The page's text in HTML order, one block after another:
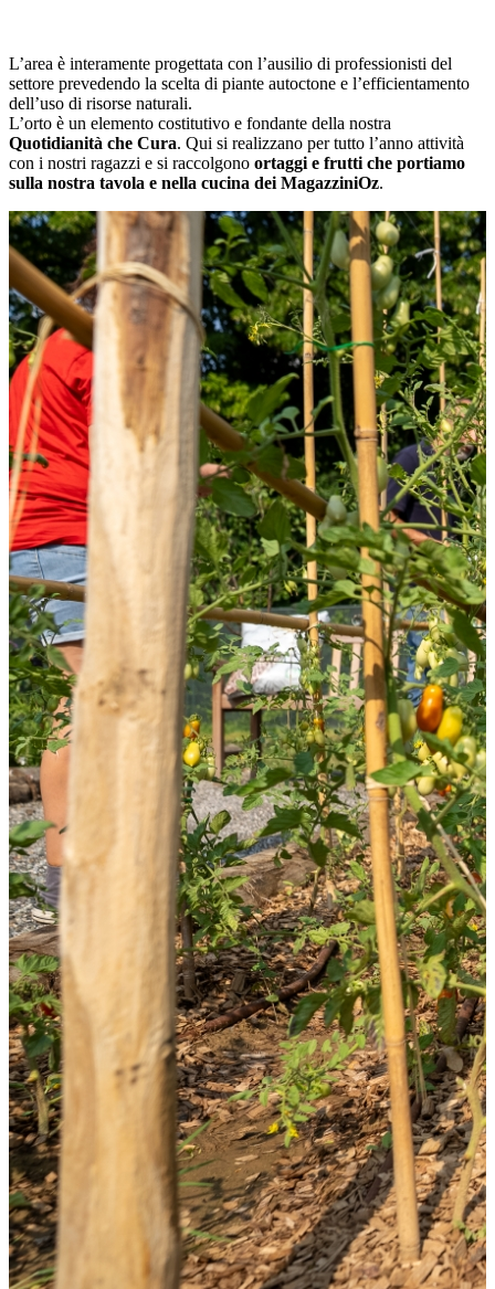
L’area è interamente progettata con l’ausilio di professionisti del
settore prevedendo la scelta di piante autoctone e l’efficientamento
dell’uso di risorse naturali.
L’orto è un elemento costitutivo e fondante della nostra
Quotidianità che Cura. Qui si realizzano per tutto l’anno attività
con i nostri ragazzi e si raccolgono ortaggi e frutti che portiamo
sulla nostra tavola e nella cucina dei MagazziniOz.